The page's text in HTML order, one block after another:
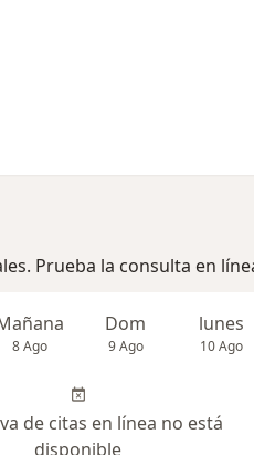
Prueba la consulta en
8 Ago
Dom
9 Ago
lunes
10 Ago
de citas en línea no está
disponible